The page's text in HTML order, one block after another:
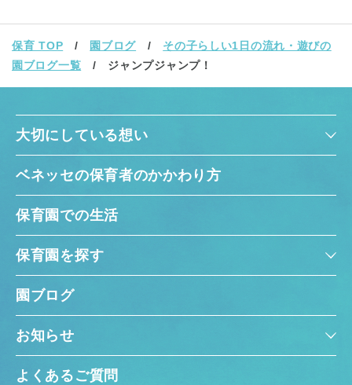
保育 TOP 園ブログ
その子らしい1日の流れ・遊びの
園ブログ一覧
ジャンプジャンプ！
大切にしている想い
ベネッセの保育者のかかわり方
保育園での生活
保育園を探す
園ブログ
お知らせ
よくあるご質問